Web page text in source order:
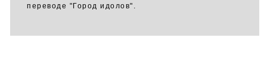
переводе "Город идолов".